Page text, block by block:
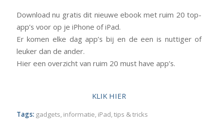
Download nu gratis dit nieuwe ebook met ruim 20 top-
app’s voor op je iPhone of iPad.
Er komen elke dag app’s bij en de een is nuttiger of
leuker dan de ander.
Hier een overzicht van ruim 20 must have app’s.
KLIK HIER
Tags: gadgets, informatie, iPad,tips & tricks